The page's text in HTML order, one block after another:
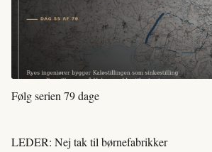
Følg serien 79 dage
LEDER: Nej tak til børnefabrikker